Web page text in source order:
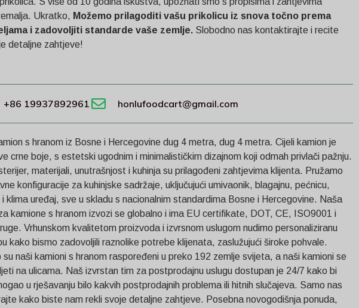
Ukratko, Možemo prilagoditi vašu prikolicu iz snova točno prema
i zadovoljiti standarde vaše zemlje. Slobodno nas kontaktirajte i recite
detaljne zahtjeve!
+86 19937892961 honlufoodcart@gmail.com
s hranom iz Bosne i Hercegovine dug 4 metra, dug 4 metra. Cijeli kamion je
crne boje, s estetski ugodnim i minimalističkim dizajnom koji odmah privlači pažnju.
materijali, unutrašnjost i kuhinja su prilagođeni zahtjevima klijenta. Pružamo
konfiguracije za kuhinjske sadržaje, uključujući umivaonik, blagajnu, pećnicu,
klima uređaj, sve u skladu s nacionalnim standardima Bosne i Hercegovine. Naša
kamione s hranom izvozi se globalno i ima EU certifikate, DOT, CE, ISO9001 i
Vrhunskom kvalitetom proizvoda i izvrsnom uslugom nudimo personaliziranu
kako bismo zadovoljili raznolike potrebe klijenata, zaslužujući široke pohvale.
su naši kamioni s hranom raspoređeni u preko 192 zemlje svijeta, a naši kamioni se
na ulicama. Naš izvrstan tim za postprodajnu uslugu dostupan je 24/7 kako bi
u rješavanju bilo kakvih postprodajnih problema ili hitnih slučajeva. Samo nas
kako biste nam rekli svoje detaljne zahtjeve. Posebna novogodišnja ponuda,